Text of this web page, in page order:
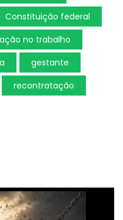
Constituição federal
no trabalho
gestante
recontratação